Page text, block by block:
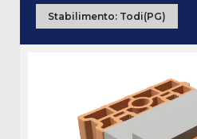
Stabilimento: Todi(PG)